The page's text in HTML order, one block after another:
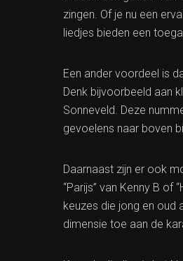
zingen. Of je nu een
liedjes bieden een
Een ander voordeel is
Denk bijvoorbeeld aan
Sonneveld. Deze
gevoelens naar boven
Daarnaast zijn er ook
“Parijs” van Kenny B of
keuzes die jong en oud
dimensie toe aan de